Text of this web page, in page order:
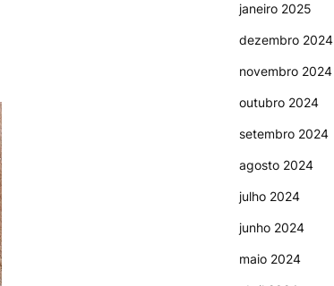
janeiro 2025
dezembro 2024
novembro 2024
outubro 2024
setembro 2024
agosto 2024
julho 2024
junho 2024
maio 2024